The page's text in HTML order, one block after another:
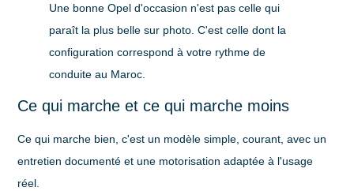
Une bonne Opel d'occasion n'est pas celle qui
paraît la plus belle sur photo. C'est celle dont la
configuration correspond à votre rythme de
conduite au Maroc.
Ce qui marche et ce qui marche moins
Ce qui marche bien, c'est un modèle simple, courant, avec un
entretien documenté et une motorisation adaptée à l'usage
réel.